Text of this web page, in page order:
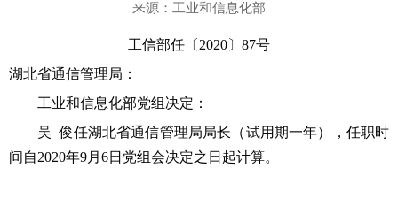
来源：工业和信息化部
工信部任〔2020〕 87号
湖北省通信管理局：
工业和信息化部党组决定：
吴 俊任湖北省通信管理局局长（试用期一年），任职时
间自2020年9月 6日党组会决定之日起计算。